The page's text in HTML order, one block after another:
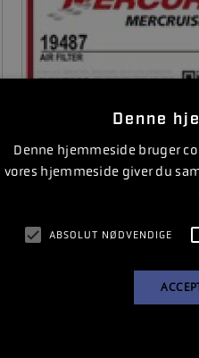
Luftfiltre
Denne
Denne hjemmeside bruger
vores hjemmeside giver du
ABSOLUT NØDVENDIGE